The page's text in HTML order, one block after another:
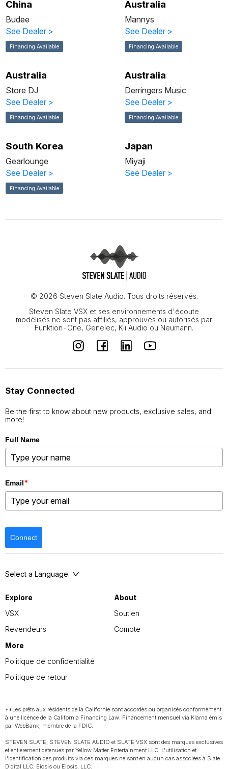
China
Budee
See Dealer >
Financing Available
Australia
Mannys
See Dealer >
Financing Available
Australia
Store DJ
See Dealer >
Financing Available
Australia
Derringers Music
See Dealer >
Financing Available
South Korea
Gearlounge
See Dealer >
Financing Available
Japan
Miyaji
See Dealer >
© 2026 Steven Slate Audio. Tous droits réservés.
Steven Slate VSX et ses environnements d'écoute
modélisés ne sont pas affiliés, approuvés ou autorisés par
Funktion-One, Genelec, Kii Audio ou Neumann.
Explore
VSX
Revendeurs
About
Soutien
Compte
More
Politique de confidentialité
Politique de retour
Select a Language
**Les prêts aux résidents de la Californie sont accordés ou organisés conformément
à une licence de la California Financing Law. Financement mensuel via Klarna émis
par WebBank, membre de la FDIC.
STEVEN SLATE, STEVEN SLATE AUDIO et SLATE VSX sont des marques exclusives
et entièrement détenues par Yellow Matter Entertainment LLC. L'utilisation et
l'identification des produits via ces marques ne sont en aucun cas associées à Slate
Digital LLC, Eiosis ou Eiosis, LLC.
Stay Connected
Be the first to know about new products, exclusive sales, and
more!
Full Name
Email*
Connect